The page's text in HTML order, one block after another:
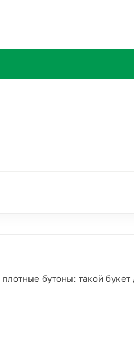
бутоны: такой